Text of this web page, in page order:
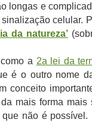
longas e
celular.
da natureza’
a 2a lei da
é o outro nome
conceito
mais forma mais
não é